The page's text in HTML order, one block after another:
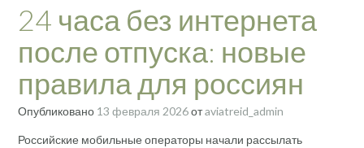
24 часа без интернета
после отпуска: новые
правила для россиян
Опубликовано 13 февраля 2026отaviatreid_admin
Российские мобильные операторы начали рассылать